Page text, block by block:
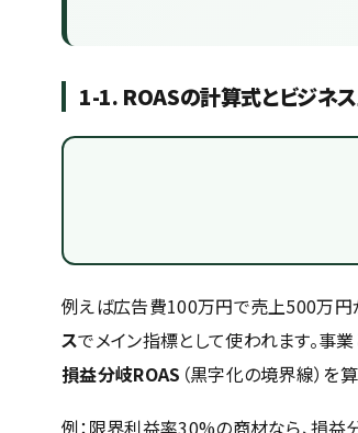
1-1. ROASの計算式とビジネ
例えば広告費100万円で売上500万円
スでメイン指標として使われます。事
損益分岐ROAS （黒字化の境界線）を
例：限界利益率30%の商材なら、損益